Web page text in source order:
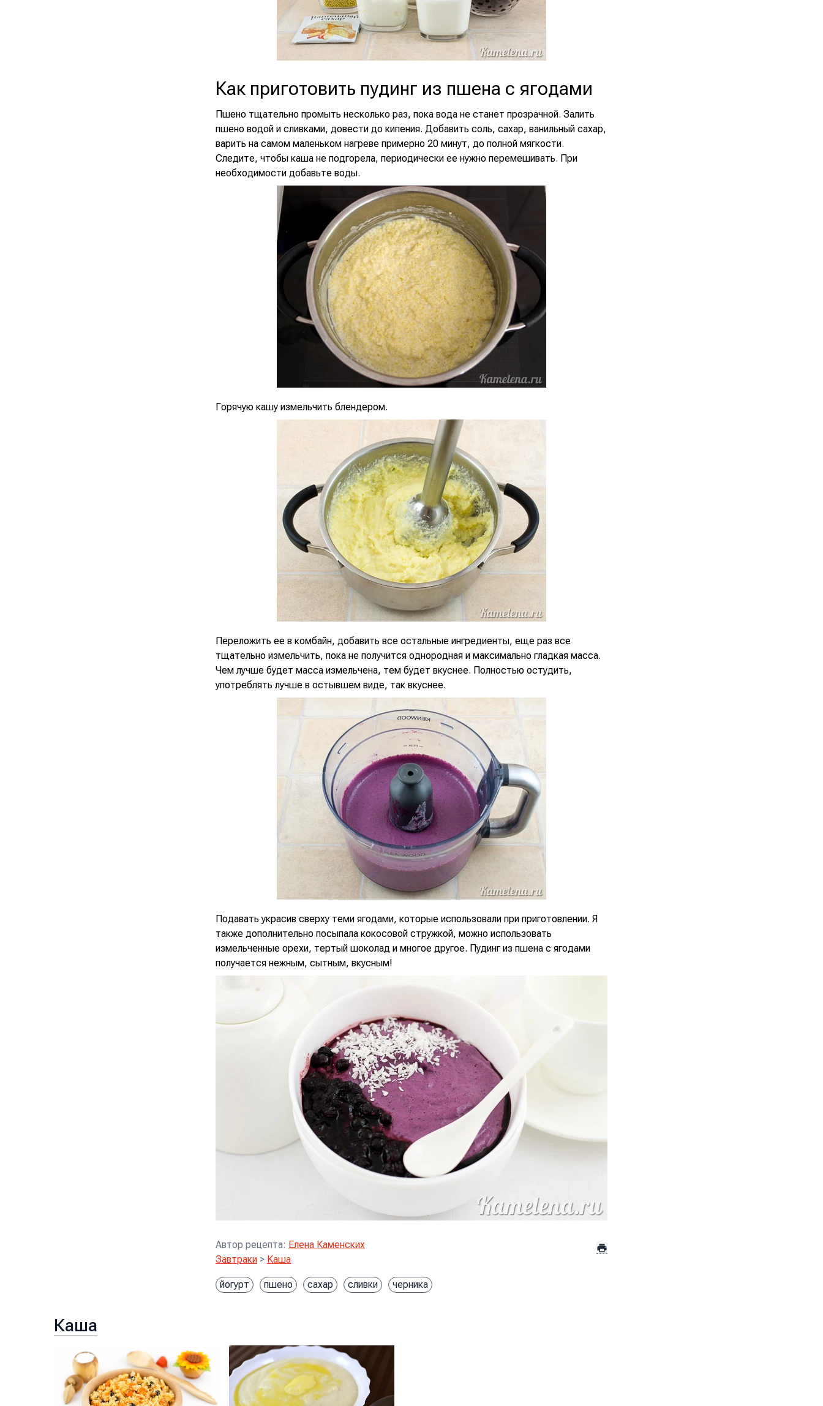
Как приготовить пудинг из пшена с ягодами
Пшено тщательно промыть несколько раз, пока вода не станет прозрачной. Залить
пшено водой и сливками, довести до кипения. Добавить соль, сахар, ванильный сахар,
варить на самом маленьком нагреве примерно 20 минут, до полной мягкости.
Следите, чтобы каша не подгорела, периодически ее нужно перемешивать. При
необходимости добавьте воды.
Горячую кашу измельчить блендером.
Переложить ее в комбайн, добавить все остальные ингредиенты, еще раз все
тщательно измельчить, пока не получится однородная и максимально гладкая масса.
Чем лучше будет масса измельчена, тем будет вкуснее. Полностью остудить,
употреблять лучше в остывшем виде, так вкуснее.
Подавать украсив сверху теми ягодами, которые использовали при приготовлении. Я
также дополнительно посыпала кокосовой стружкой, можно использовать
измельченные орехи, тертый шоколад и многое другое. Пудинг из пшена с ягодами
получается нежным, сытным, вкусным!
Автор рецепта: Елена Каменских
Завтраки > Каша
йогурт пшено сахар сливки черника
Каша